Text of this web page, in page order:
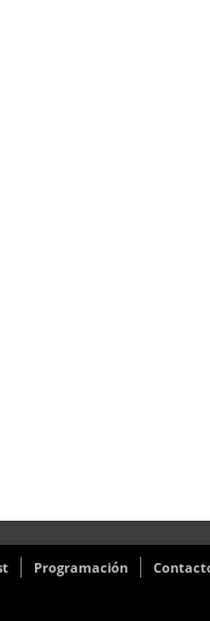
Programación